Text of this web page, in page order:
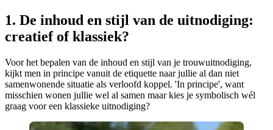
1. De inhoud en stijl van de uitnodiging:
creatief of klassiek?
Voor het bepalen van de inhoud en stijl van je trouwuitnodiging,
kijkt men in principe vanuit de etiquette naar jullie al dan niet
samenwonende situatie als verloofd koppel. 'In principe', want
misschien wonen jullie wel al samen maar kies je symbolisch wél
graag voor een klassieke uitnodiging?